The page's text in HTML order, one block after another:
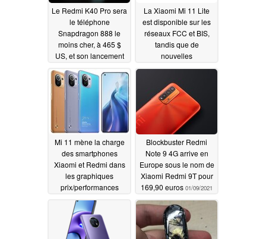
Le Redmi K40 Pro sera
le téléphone
Snapdragon 888 le
moins cher, à 465 $
US, et son lancement
mois prochain01/11/2021
La Xiaomi Mi 11 Lite
est disponible sur les
réseaux FCC et BIS,
tandis que de
nouvelles
spécifications
AMOLED pour le
probable champion du
milieu de gamme
01/10/2021
Mi 11 mène la charge
des smartphones
Xiaomi et Redmi dans
les graphiques
prix/performances
d'AnTuTu mais le
Realme X50 Pro 5G
est en tête de la
résistance
01/09/2021
Blockbuster Redmi
Note 9 4G arrive en
Europe sous le nom de
Xiaomi Redmi 9T pour
169,90 euros 01/09/2021